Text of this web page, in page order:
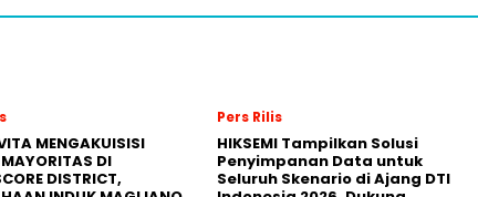
MENGAKUISISI
DI
DISTRICT,
Pers Rilis
HIKSEMI Tampilkan Solusi
Penyimpanan Data untuk
Seluruh Skenario di Ajang DTI